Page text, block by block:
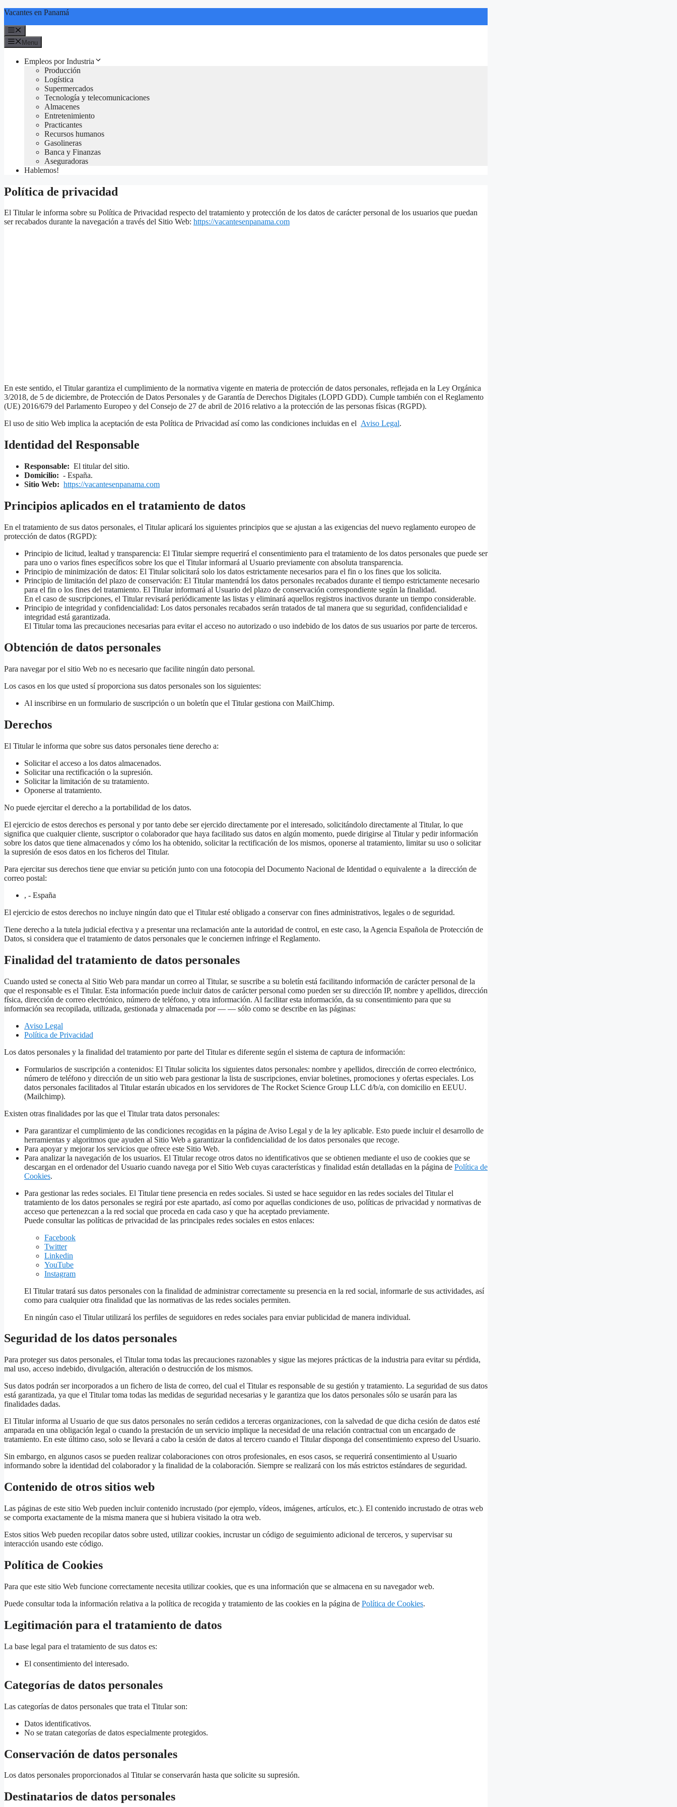
Skip
content
Vacantes en Panamá
Menu
Empleos por Industria
Producción
Logística
Supermercados
Tecnología y telecomunicaciones
Almacenes
Entretenimiento
Practicantes
Recursos humanos
Gasolineras
Banca y Finanzas
Aseguradoras
Hablemos!
Política de privacidad
El Titular le informa sobre su Política de Privacidad respecto del tratamiento y protección de los datos de carácter personal de los usuarios que puedan
ser recabados durante la navegación a través del Sitio Web: https://vacantesenpanama.com
En este sentido, el Titular garantiza el cumplimiento de la normativa vigente en materia de protección de datos personales, reflejada en la Ley Orgánica
3/2018, de 5 de diciembre, de Protección de Datos Personales y de Garantía de Derechos Digitales (LOPD GDD). Cumple también con el Reglamento
(UE) 2016/679 del Parlamento Europeo y del Consejo de 27 de abril de 2016 relativo a la protección de las personas físicas (RGPD).
El uso de sitio Web implica la aceptación de esta Política de Privacidad así como las condiciones incluidas en el Aviso Legal.
Identidad del Responsable
Responsable: El titular del sitio.
Domicilio: - España.
Sitio Web: https://vacantesenpanama.com
Principios aplicados en el tratamiento de datos
En el tratamiento de sus datos personales, el Titular aplicará los siguientes principios que se ajustan a las exigencias del nuevo reglamento europeo de
protección de datos (RGPD):
Principio de licitud, lealtad y transparencia: El Titular siempre requerirá el consentimiento para el tratamiento de los datos personales que puede ser
para uno o varios fines específicos sobre los que el Titular informará al Usuario previamente con absoluta transparencia.
Principio de minimización de datos: El Titular solicitará solo los datos estrictamente necesarios para el fin o los fines que los solicita.
Principio de limitación del plazo de conservación: El Titular mantendrá los datos personales recabados durante el tiempo estrictamente necesario
para el fin o los fines del tratamiento. El Titular informará al Usuario del plazo de conservación correspondiente según la finalidad.
En el caso de suscripciones, el Titular revisará periódicamente las listas y eliminará aquellos registros inactivos durante un tiempo considerable.
Principio de integridad y confidencialidad: Los datos personales recabados serán tratados de tal manera que su seguridad, confidencialidad e
integridad está garantizada.
El Titular toma las precauciones necesarias para evitar el acceso no autorizado o uso indebido de los datos de sus usuarios por parte de terceros.
Obtención de datos personales
Para navegar por el sitio Web no es necesario que facilite ningún dato personal.
Los casos en los que usted sí proporciona sus datos personales son los siguientes:
Al inscribirse en un formulario de suscripción o un boletín que el Titular gestiona con MailChimp.
Derechos
El Titular le informa que sobre sus datos personales tiene derecho a:
Solicitar el acceso a los datos almacenados.
Solicitar una rectificación o la supresión.
Solicitar la limitación de su tratamiento.
Oponerse al tratamiento.
No puede ejercitar el derecho a la portabilidad de los datos.
El ejercicio de estos derechos es personal y por tanto debe ser ejercido directamente por el interesado, solicitándolo directamente al Titular, lo que
significa que cualquier cliente, suscriptor o colaborador que haya facilitado sus datos en algún momento, puede dirigirse al Titular y pedir información
sobre los datos que tiene almacenados y cómo los ha obtenido, solicitar la rectificación de los mismos, oponerse al tratamiento, limitar su uso o solicitar
la supresión de esos datos en los ficheros del Titular.
Para ejercitar sus derechos tiene que enviar su petición junto con una fotocopia del Documento Nacional de Identidad o equivalente a la dirección de
correo postal:
, - España
El ejercicio de estos derechos no incluye ningún dato que el Titular esté obligado a conservar con fines administrativos, legales o de seguridad.
Tiene derecho a la tutela judicial efectiva y a presentar una reclamación ante la autoridad de control, en este caso, la Agencia Española de Protección de
Datos, si considera que el tratamiento de datos personales que le conciernen infringe el Reglamento.
Finalidad del tratamiento de datos personales
Cuando usted se conecta al Sitio Web para mandar un correo al Titular, se suscribe a su boletín está facilitando información de carácter personal de la
que el responsable es el Titular. Esta información puede incluir datos de carácter personal como pueden ser su dirección IP, nombre y apellidos, dirección
física, dirección de correo electrónico, número de teléfono, y otra información. Al facilitar esta información, da su consentimiento para que su
información sea recopilada, utilizada, gestionada y almacenada por — — sólo como se describe en las páginas:
Aviso Legal
Política de Privacidad
Los datos personales y la finalidad del tratamiento por parte del Titular es diferente según el sistema de captura de información:
Formularios de suscripción a contenidos: El Titular solicita los siguientes datos personales: nombre y apellidos, dirección de correo electrónico,
número de teléfono y dirección de un sitio web para gestionar la lista de suscripciones, enviar boletines, promociones y ofertas especiales. Los
datos personales facilitados al Titular estarán ubicados en los servidores de The Rocket Science Group LLC d/b/a, con domicilio en EEUU.
(Mailchimp).
Existen otras finalidades por las que el Titular trata datos personales:
Para garantizar el cumplimiento de las condiciones recogidas en la página de Aviso Legal y de la ley aplicable. Esto puede incluir el desarrollo de
herramientas y algoritmos que ayuden al Sitio Web a garantizar la confidencialidad de los datos personales que recoge.
Para apoyar y mejorar los servicios que ofrece este Sitio Web.
Para analizar la navegación de los usuarios. El Titular recoge otros datos no identificativos que se obtienen mediante el uso de cookies que se
descargan en el ordenador del Usuario cuando navega por el Sitio Web cuyas características y finalidad están detalladas en la página de Política de
Cookies.
Para gestionar las redes sociales. El Titular tiene presencia en redes sociales. Si usted se hace seguidor en las redes sociales del Titular el
tratamiento de los datos personales se regirá por este apartado, así como por aquellas condiciones de uso, políticas de privacidad y normativas de
acceso que pertenezcan a la red social que proceda en cada caso y que ha aceptado previamente.
Puede consultar las políticas de privacidad de las principales redes sociales en estos enlaces:
Facebook
Twitter
Linkedin
YouTube
Instagram
El Titular tratará sus datos personales con la finalidad de administrar correctamente su presencia en la red social, informarle de sus actividades, así
como para cualquier otra finalidad que las normativas de las redes sociales permiten.
En ningún caso el Titular utilizará los perfiles de seguidores en redes sociales para enviar publicidad de manera individual.
Seguridad de los datos personales
Para proteger sus datos personales, el Titular toma todas las precauciones razonables y sigue las mejores prácticas de la industria para evitar su pérdida,
mal uso, acceso indebido, divulgación, alteración o destrucción de los mismos.
Sus datos podrán ser incorporados a un fichero de lista de correo, del cual el Titular es responsable de su gestión y tratamiento. La seguridad de sus datos
está garantizada, ya que el Titular toma todas las medidas de seguridad necesarias y le garantiza que los datos personales sólo se usarán para las
finalidades dadas.
El Titular informa al Usuario de que sus datos personales no serán cedidos a terceras organizaciones, con la salvedad de que dicha cesión de datos esté
amparada en una obligación legal o cuando la prestación de un servicio implique la necesidad de una relación contractual con un encargado de
tratamiento. En este último caso, solo se llevará a cabo la cesión de datos al tercero cuando el Titular disponga del consentimiento expreso del Usuario.
Sin embargo, en algunos casos se pueden realizar colaboraciones con otros profesionales, en esos casos, se requerirá consentimiento al Usuario
informando sobre la identidad del colaborador y la finalidad de la colaboración. Siempre se realizará con los más estrictos estándares de seguridad.
Contenido de otros sitios web
Las páginas de este sitio Web pueden incluir contenido incrustado (por ejemplo, vídeos, imágenes, artículos, etc.). El contenido incrustado de otras web
se comporta exactamente de la misma manera que si hubiera visitado la otra web.
Estos sitios Web pueden recopilar datos sobre usted, utilizar cookies, incrustar un código de seguimiento adicional de terceros, y supervisar su
interacción usando este código.
Política de Cookies
Para que este sitio Web funcione correctamente necesita utilizar cookies, que es una información que se almacena en su navegador web.
Puede consultar toda la información relativa a la política de recogida y tratamiento de las cookies en la página de Política de Cookies.
Legitimación para el tratamiento de datos
La base legal para el tratamiento de sus datos es:
El consentimiento del interesado.
Categorías de datos personales
Las categorías de datos personales que trata el Titular son:
Datos identificativos.
No se tratan categorías de datos especialmente protegidos.
Conservación de datos personales
Los datos personales proporcionados al Titular se conservarán hasta que solicite su supresión.
Destinatarios de datos personales